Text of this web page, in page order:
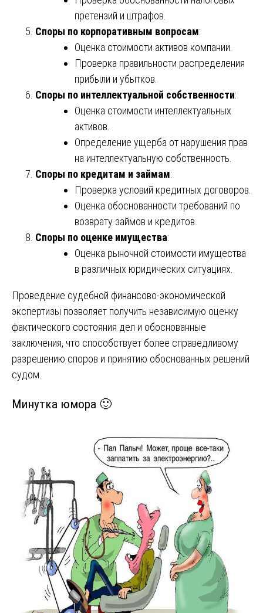
претензий и штрафов.
Споры по корпоративным вопросам:
Оценка стоимости активов компании.
Проверка правильности распределения
прибыли и убытков.
Споры по интеллектуальной собственности:
Оценка стоимости интеллектуальных
активов.
Определение ущерба от нарушения прав
на интеллектуальную собственность.
Споры по кредитам и займам:
Проверка условий кредитных договоров.
Оценка обоснованности требований по
возврату займов и кредитов.
Споры по оценке имущества:
Оценка рыночной стоимости имущества
в различных юридических ситуациях.
Проведение судебной финансово-экономической
экспертизы позволяет получить независимую оценку
фактического состояния дел и обоснованные
заключения, что способствует более справедливому
разрешению споров и принятию обоснованных решений
судом.
Минутка юмора 🙂